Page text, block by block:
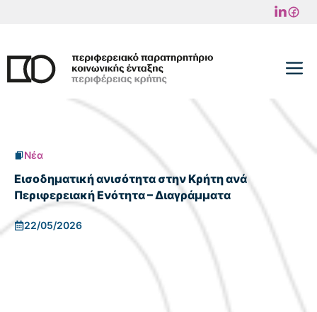
περιεχόμενο
Νέα
Εισοδηματική ανισότητα στην Κρήτη ανά
Περιφερειακή Ενότητα – Διαγράμματα
22/05/2026